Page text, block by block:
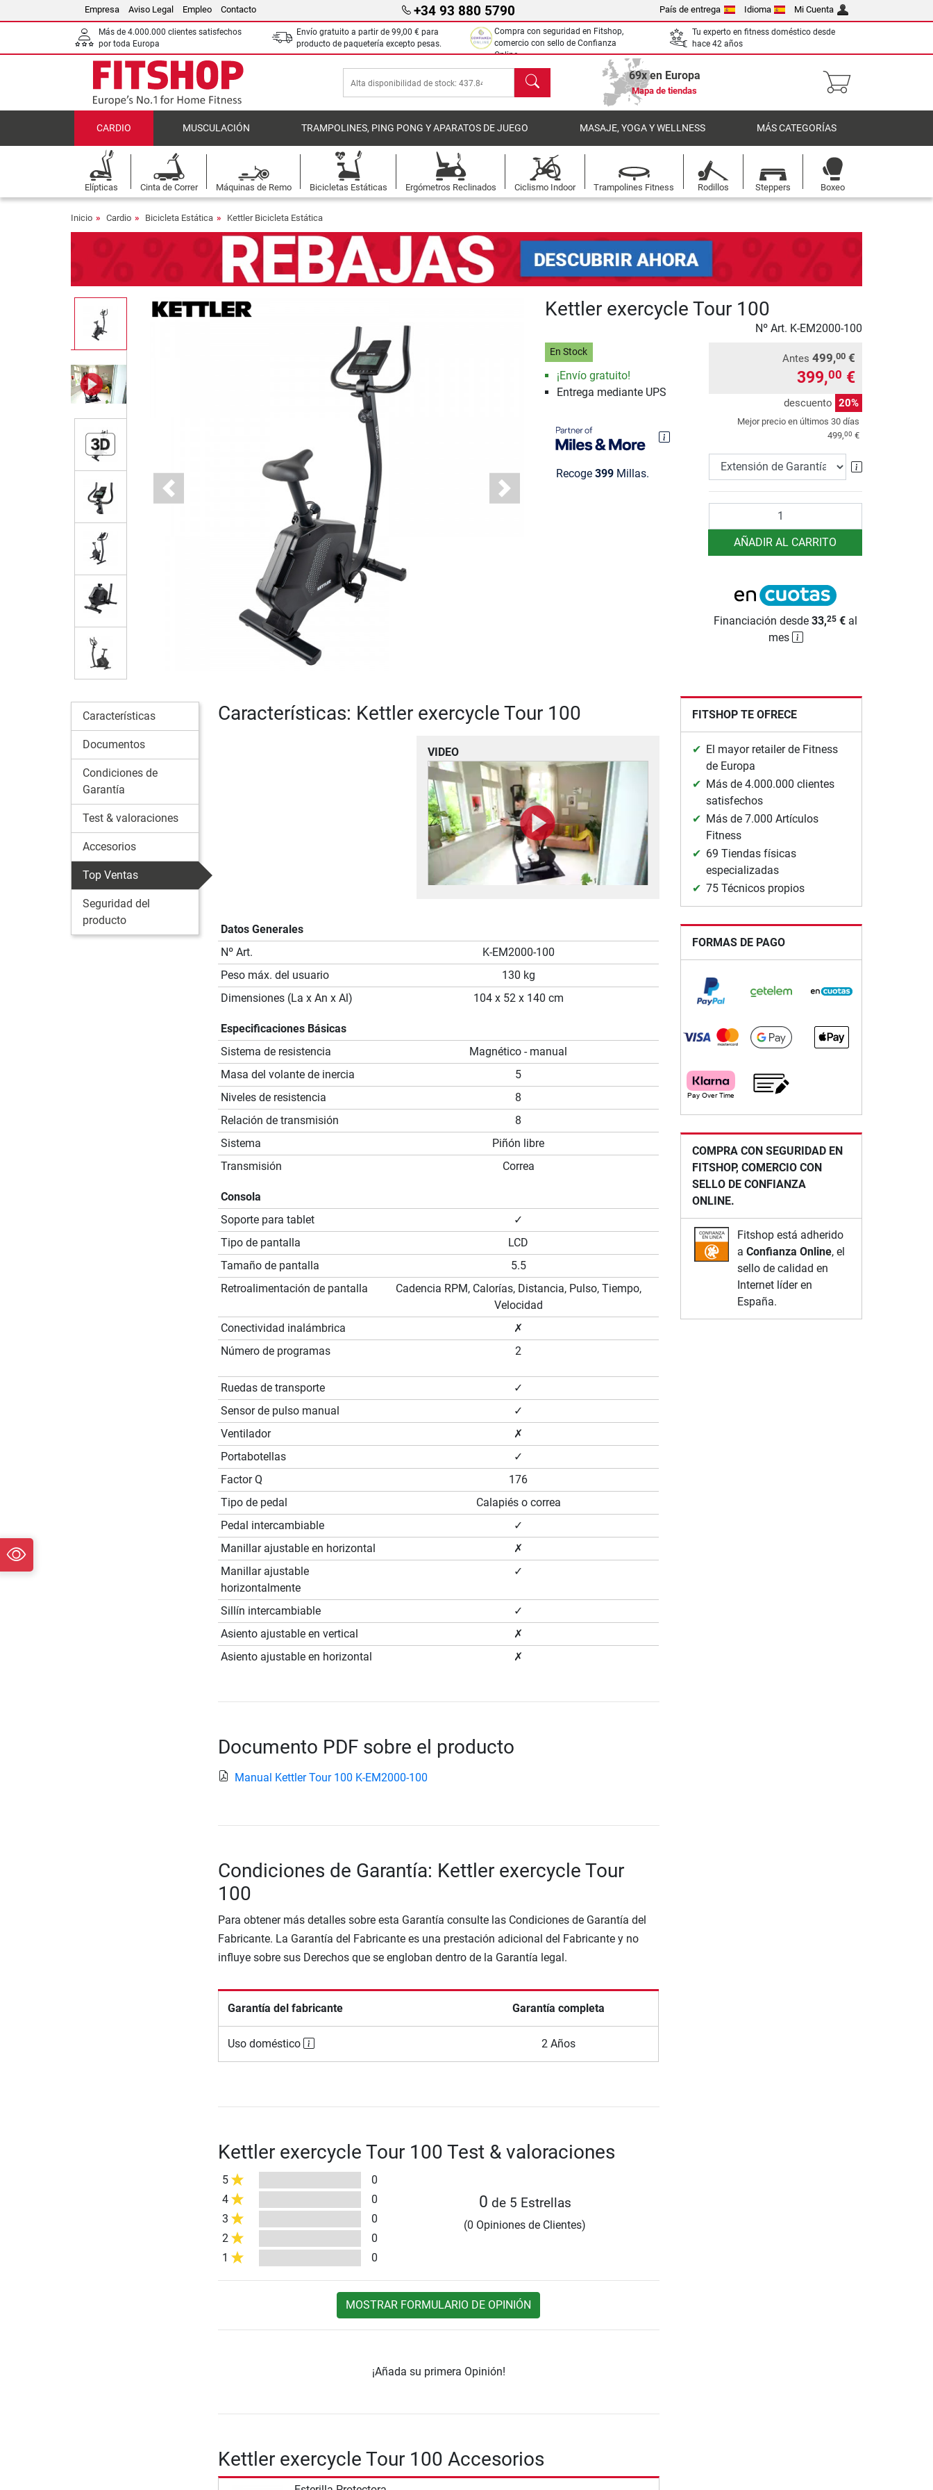
Empresa Aviso Legal Empleo Contacto +34 93 880 5790 País de entrega Idioma Mi Cuenta
Más de 4.000.000 clientes satisfechos
por toda Europa
Envío gratuito a partir de 99,00 € para
producto de paquetería excepto pesas.
Compra con seguridad en Fitshop,
comercio con sello de Confianza
Online.
Tu experto en fitness doméstico desde
hace 42 años
Buscar 69x en Europa
Mapa de tiendas
CARDIO MUSCULACIÓN TRAMPOLINES, PING PONG Y APARATOS DE JUEGO MASAJE, YOGA Y WELLNESS MÁS CATEGORÍAS
Elípticas Cinta de Correr Máquinas de Remo Bicicletas Estáticas Ergómetros Reclinados Ciclismo Indoor Trampolines Fitness Rodillos Steppers Boxeo
Inicio Cardio Bicicleta Estática Kettler Bicicleta Estática
Previous Next
Kettler exercycle Tour 100
Nº Art. K-EM2000-100
En Stock
¡Envío gratuito!
Entrega mediante UPS
Recoge 399Millas.
Antes 499,00 €
399,00 €
descuento 20%
Mejor precio en últimos 30 días
499,00 €
Extensión de
AÑADIR AL CARRITO
Financiación desde33,25 € al
mes
Características
Documentos
Condiciones de
Garantía
Test & valoraciones
Accesorios
Top Ventas
Seguridad del
producto
Características: Kettler exercycle Tour 100
VIDEO
Datos Generales
Nº Art.
K-EM2000-100
Peso máx. del usuario
130 kg
Dimensiones (La x An x Al)
104 x 52 x 140 cm
Especificaciones Básicas
Sistema de resistencia
Magnético - manual
Masa del volante de inercia
5
Niveles de resistencia
8
Relación de transmisión
8
Sistema
Piñón libre
Transmisión
Correa
Consola
Soporte para tablet
✓
Tipo de pantalla
LCD
Tamaño de pantalla
5.5
Retroalimentación de pantalla
Cadencia RPM, Calorías, Distancia, Pulso, Tiempo,
Velocidad
Conectividad inalámbrica
✗
Número de programas
2
Ruedas de transporte
✓
Sensor de pulso manual
✓
Ventilador
✗
Portabotellas
✓
Factor Q
176
Tipo de pedal
Calapiés o correa
Pedal intercambiable
✓
Manillar ajustable en horizontal
✗
Manillar ajustable
horizontalmente
✓
Sillín intercambiable
✓
Asiento ajustable en vertical
✗
Asiento ajustable en horizontal
✗
Documento PDF sobre el producto
Manual Kettler Tour 100 K-EM2000-100
Condiciones de Garantía: Kettler exercycle Tour
100
Para obtener más detalles sobre esta Garantía consulte las Condiciones de Garantía del
Fabricante. La Garantía del Fabricante es una prestación adicional del Fabricante y no
influye sobre sus Derechos que se engloban dentro de la Garantía legal.
Garantía del fabricante Garantía completa
Uso doméstico 2 Años
Kettler exercycle Tour 100 Test & valoraciones
5
0
4
0
3
0
2
0
1
0
0 de 5 Estrellas
(0 Opiniones de Clientes)
MOSTRAR FORMULARIO DE OPINIÓN
¡Añada su primera Opinión!
Kettler exercycle Tour 100 Accesorios
FITSHOP TE OFRECE
El mayor retailer de Fitness
de Europa
Más de 4.000.000 clientes
satisfechos
Más de 7.000 Artículos
Fitness
69 Tiendas físicas
especializadas
75 Técnicos propios
FORMAS DE PAGO
COMPRA CON SEGURIDAD EN
FITSHOP, COMERCIO CON
SELLO DE CONFIANZA
ONLINE.
Fitshop está adherido
a Confianza Online, el
sello de calidad en
Internet líder en
España.